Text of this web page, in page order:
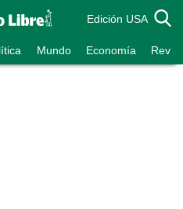
Edición USA
Mundo Economía